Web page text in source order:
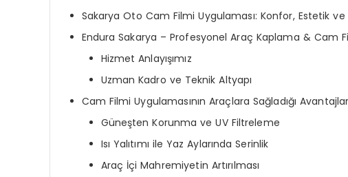
Sakarya Oto Cam Filmi Uygulaması: Konfor, Estetik
Endura Sakarya – Profesyonel Araç Kaplama & Cam
Hizmet Anlayışımız
Uzman Kadro ve Teknik Altyapı
Cam Filmi Uygulamasının Araçlara Sağladığı Avantajlar
Güneşten Korunma ve UV Filtreleme
Isı Yalıtımı ile Yaz Aylarında Serinlik
Araç İçi Mahremiyetin Artırılması